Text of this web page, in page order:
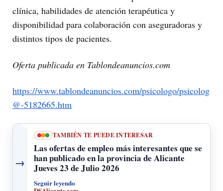
clínica, habilidades de atención terapéutica y
disponibilidad para colaboración con aseguradoras y
distintos tipos de pacientes.
Oferta publicada en Tablondeanuncios.com
https://www.tablondeanuncios.com/psicologo/psicolog
@-5182665.htm
→
TAMBIÉN TE PUEDE INTERESAR
Las ofertas de empleo más interesantes que se
han publicado en la provincia de Alicante
Jueves 23 de Julio 2026
Seguir leyendo